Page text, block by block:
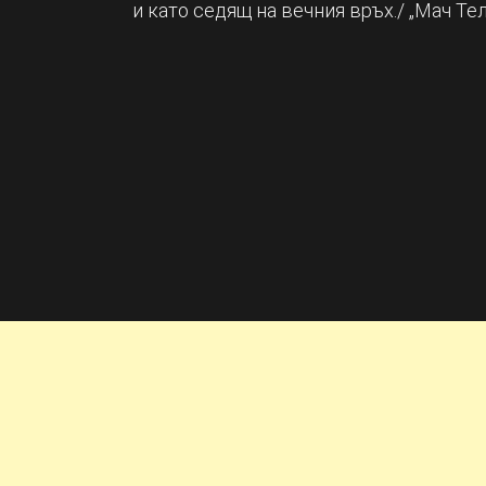
и като седящ на вечния връх./ „Мач